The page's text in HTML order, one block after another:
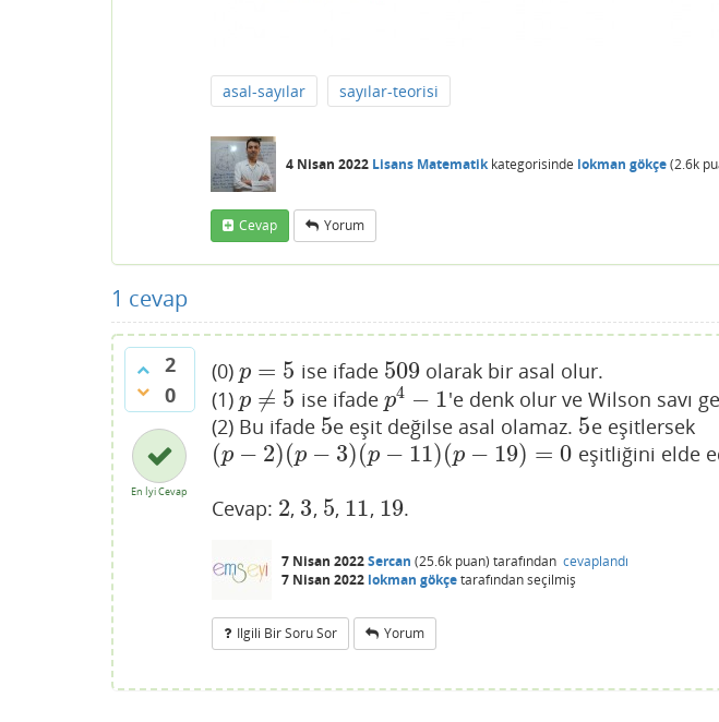
asal-sayılar sayılar-teorisi
4 Nisan 2022 Lisans Matematikkategorisinde lokman gökçe(2.6k
Cevap Yorum
1 cevap
2
0
En İyi Cevap
(0) p = 5
p =5 ise ifade 509
509olarak bir asal olur.
(1) p ≠ 5
p ≠5 ise ifade p4 − 1
p4 −1 'e denk olur ve Wilson savı
(2) Bu ifade 5
5e eşit değilse asal olamaz. 5
5e eşitlersek
(p − 2)(p − 3)(p − 11)(p − 19) = 0
(p− 2) p−3)( p− 11)(p− 19 )=0 eşitliğini elde
Cevap: 2
2, 3
3, 5
5, 11
11, 19
19.
7 Nisan 2022Sercan (25.6k puan) tarafından cevaplandı
7 Nisan 2022 lokman gökçetarafındanseçilmiş
Ilgili Bir Soru Sor Yorum